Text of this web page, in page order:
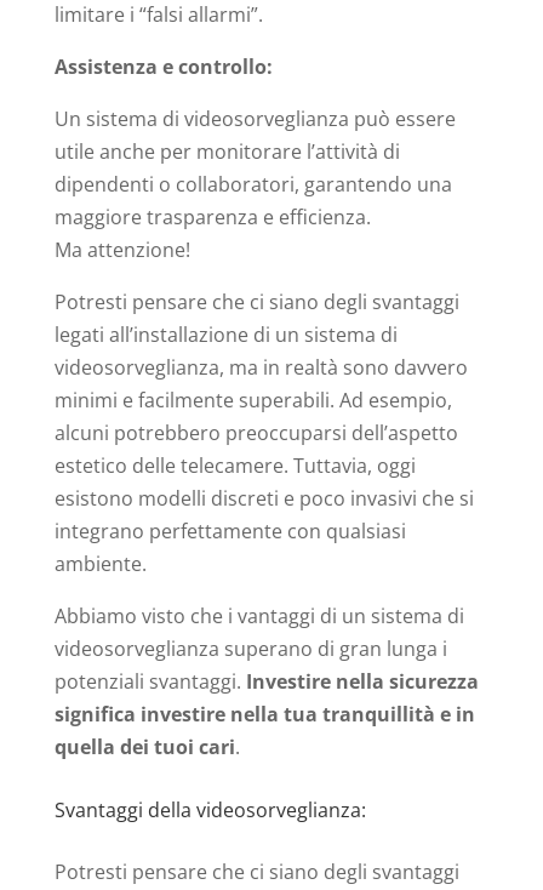
limitare i “falsi allarmi”.
Assistenza e controllo:
Un sistema di videosorveglianza può essere
utile anche per monitorare l’attività di
dipendenti o collaboratori, garantendo una
maggiore trasparenza e efficienza.
Ma attenzione!
Potresti pensare che ci siano degli svantaggi
legati all’installazione di un sistema di
videosorveglianza, ma in realtà sono davvero
minimi e facilmente superabili. Ad esempio,
alcuni potrebbero preoccuparsi dell’aspetto
estetico delle telecamere. Tuttavia, oggi
esistono modelli discreti e poco invasivi che si
integrano perfettamente con qualsiasi
ambiente.
Abbiamo visto che i vantaggi di un sistema di
videosorveglianza superano di gran lunga i
potenziali svantaggi. Investire nella sicurezza
significa investire nella tua tranquillità e in
quella dei tuoi cari.
Svantaggi della videosorveglianza:
Potresti pensare che ci siano degli svantaggi